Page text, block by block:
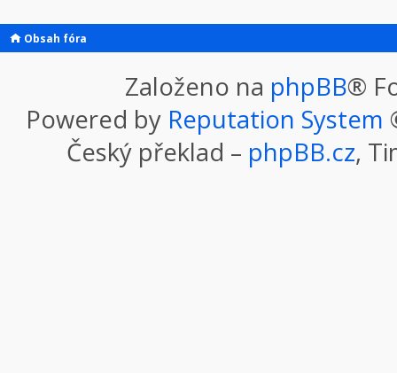
Obsah fóra
Založeno na phpBB®
Powered by Reputation System
Český překlad – phpBB.cz,